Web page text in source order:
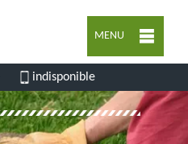
MENU
indisponible